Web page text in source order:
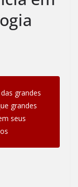
grandes
grandes
seus